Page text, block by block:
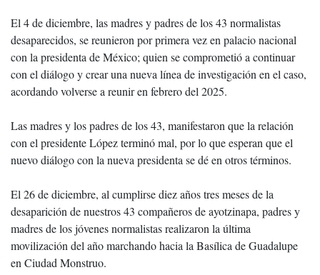
El 4 de diciembre, las madres y padres de los 43 normalistas
desaparecidos, se reunieron por primera vez en palacio nacional
con la presidenta de México; quien se comprometió a continuar
con el diálogo y crear una nueva línea de investigación en el caso,
acordando volverse a reunir en febrero del 2025.
Las madres y los padres de los 43, manifestaron que la relación
con el presidente López terminó mal, por lo que esperan que el
nuevo diálogo con la nueva presidenta se dé en otros términos.
El 26 de diciembre, al cumplirse diez años tres meses de la
desaparición de nuestros 43 compañeros de ayotzinapa, padres y
madres de los jóvenes normalistas realizaron la última
movilización del año marchando hacia la Basílica de Guadalupe
en Ciudad Monstruo.